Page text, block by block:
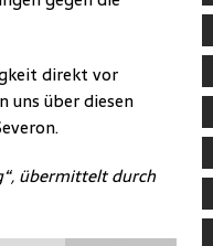
direkt vor
uns über diesen
übermittelt durch